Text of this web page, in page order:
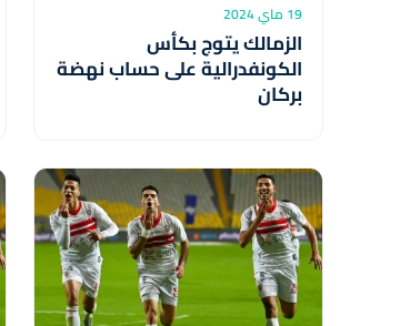
19 ماي 2024
الزمالك يتوج بكأس
الكونفدرالية على حساب نهضة
بركان